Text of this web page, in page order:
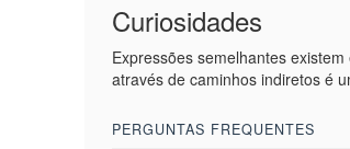
Curiosidades
Expressões semelhantes
através de caminhos indiretos é
PERGUNTAS FREQUENTES